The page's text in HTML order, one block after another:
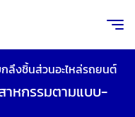
ลึงชิ้นส่วนอะไหล่รถยนต์
าหกรรมตามแบบ-